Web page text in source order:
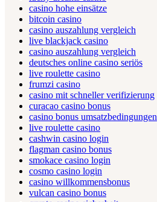
casino hohe einsätze
bitcoin casino
casino auszahlung vergleich
live blackjack casino
casino auszahlung vergleich
deutsches online casino seriös
live roulette casino
frumzi casino
casino mit schneller verifizierung
curacao casino bonus
casino bonus umsatzbedingungen
live roulette casino
cashwin casino login
flagman casino bonus
smokace casino login
cosmo casino login
casino willkommensbonus
vulcan casino bonus